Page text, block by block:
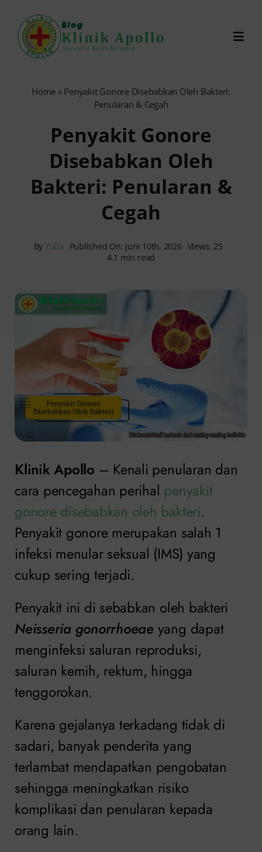
content
Reservasi Online
Search
Home » Penyakit Gonore Disebabkan Oleh Bakteri:
Penularan & Cegah
Penyakit Gonore
Disebabkan Oleh
Bakteri: Penularan &
Cegah
By Yulia Published On: Juni 10th, 2026 Views: 25
4.1 min read
Klinik Apollo – Kenali penularan dan
cara pencegahan perihal penyakit
gonore disebabkan oleh bakteri.
Penyakit gonore merupakan salah 1
infeksi menular seksual (IMS) yang
cukup sering terjadi.
Penyakit ini di sebabkan oleh bakteri
Neisseria gonorrhoeaeyang dapat
menginfeksi saluran reproduksi,
saluran kemih, rektum, hingga
tenggorokan.
Karena gejalanya terkadang tidak di
sadari, banyak penderita yang
terlambat mendapatkan pengobatan
sehingga meningkatkan risiko
komplikasi dan penularan kepada
orang lain.